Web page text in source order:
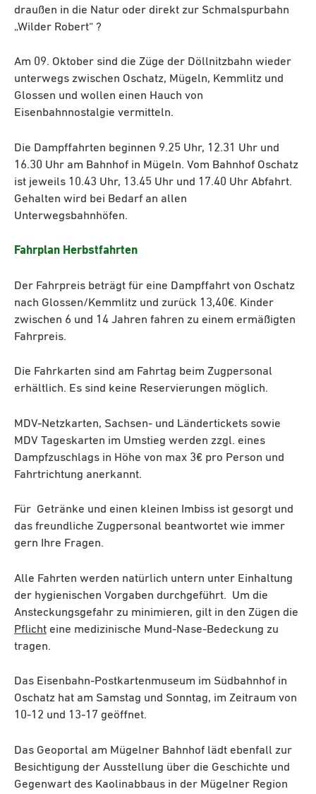
draußen in die Natur oder direkt zur Schmalspurbahn
„Wilder Robert“ ?
Am 09. Oktober sind die Züge der Döllnitzbahn wieder
unterwegs zwischen Oschatz, Mügeln, Kemmlitz und
Glossen und wollen einen Hauch von
Eisenbahnnostalgie vermitteln.
Die Dampffahrten beginnen 9.25 Uhr, 12.31 Uhr und
16.30 Uhr am Bahnhof in Mügeln. Vom Bahnhof Oschatz
ist jeweils 10.43 Uhr, 13.45 Uhr und 17.40 Uhr Abfahrt.
Gehalten wird bei Bedarf an allen
Unterwegsbahnhöfen.
Fahrplan Herbstfahrten
Der Fahrpreis beträgt für eine Dampffahrt von Oschatz
nach Glossen/Kemmlitz und zurück 13,40€. Kinder
zwischen 6 und 14 Jahren fahren zu einem ermäßigten
Fahrpreis.
Die Fahrkarten sind am Fahrtag beim Zugpersonal
erhältlich. Es sind keine Reservierungen möglich.
MDV-Netzkarten, Sachsen- und Ländertickets sowie
MDV Tageskarten im Umstieg werden zzgl. eines
Dampfzuschlags in Höhe von max 3€ pro Person und
Fahrtrichtung anerkannt.
Für Getränke und einen kleinen Imbiss ist gesorgt und
das freundliche Zugpersonal beantwortet wie immer
gern Ihre Fragen.
Alle Fahrten werden natürlich untern unter Einhaltung
der hygienischen Vorgaben durchgeführt. Um die
Ansteckungsgefahr zu minimieren, gilt in den Zügen die
Pflicht eine medizinische Mund-Nase-Bedeckung zu
tragen.
Das Eisenbahn-Postkartenmuseum im Südbahnhof in
Oschatz hat am Samstag und Sonntag, im Zeitraum von
10-12 und 13-17 geöffnet.
Das Geoportal am Mügelner Bahnhof lädt ebenfall zur
Besichtigung der Ausstellung über die Geschichte und
Gegenwart des Kaolinabbaus in der Mügelner Region